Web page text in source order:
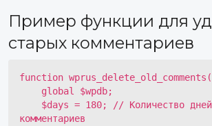
Пример функции для
старых комментариев
function
комментариев